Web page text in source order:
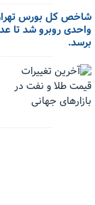
برسد.